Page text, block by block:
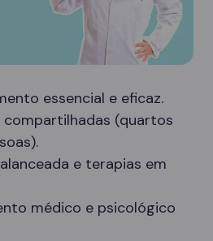
essencial e eficaz.
(quartos
e terapias em
médico e psicológico